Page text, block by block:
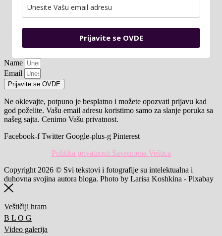
Prijavite se OVDE
Name
Email
Prijavite se OVDE
Ne oklevajte, potpuno je besplatno i možete opozvati prijavu kad
god poželite. Vašu email adresu koristimo samo za slanje poruka sa
našeg sajta. Cenimo Vašu privatnost.
Facebook-f Twitter Google-plus-g Pinterest
Politika privatnosti Savremena Veštica
Copyright 2026 © Svi tekstovi i fotografije su intelektualna i
duhovna svojina autora bloga. Photo by Larisa Koshkina - Pixabay
Veštičiji hram
B L O G
Video galerija